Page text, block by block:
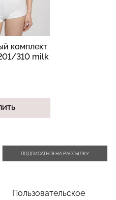
комплект
310 milk
ПОДПИСАТЬСЯ НА РАССЫЛКУ
Пользовательское
Топ на бретелях в рубчик
299 грн.499 грн.